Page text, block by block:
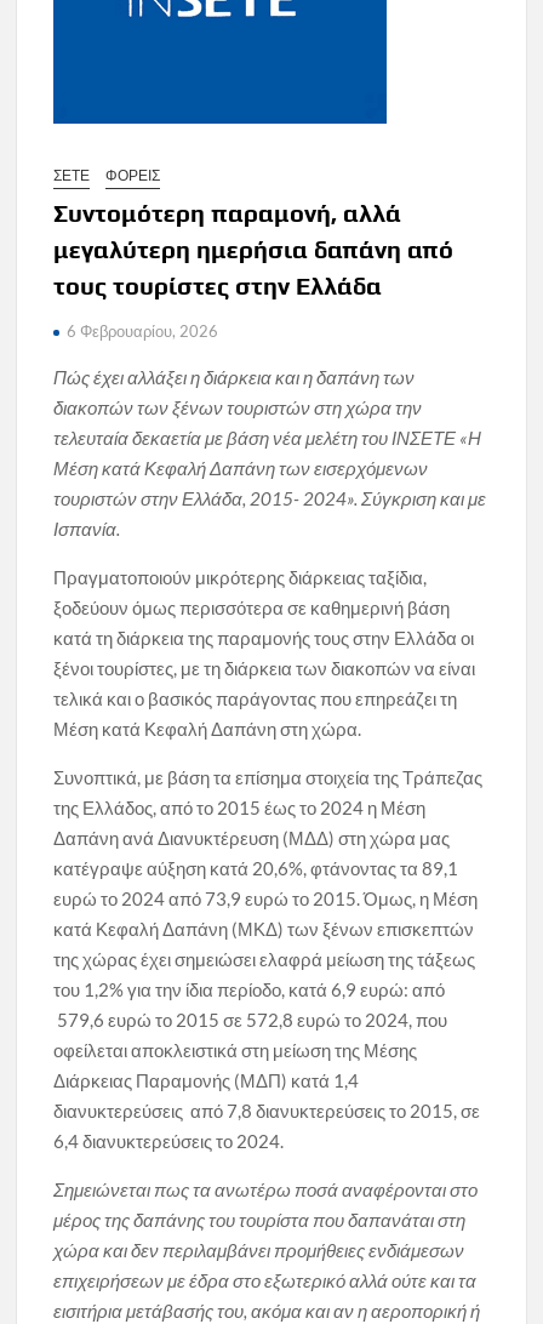
ΣΕΤΕ ΦΟΡΕΙΣ
Συντομότερη παραμονή, αλλά
μεγαλύτερη ημερήσια δαπάνη από
τους τουρίστες στην Ελλάδα
6 Φεβρουαρίου, 2026
Πώς έχει αλλάξει η διάρκεια και η δαπάνη των
διακοπών των ξένων τουριστών στη χώρα την
τελευταία δεκαετία με βάση νέα μελέτη του ΙΝΣΕΤΕ «Η
Μέση κατά Κεφαλή Δαπάνη των εισερχόμενων
τουριστών στην Ελλάδα, 2015- 2024». Σύγκριση και με
Ισπανία.
Πραγματοποιούν μικρότερης διάρκειας ταξίδια,
ξοδεύουν όμως περισσότερα σε καθημερινή βάση
κατά τη διάρκεια της παραμονής τους στην Ελλάδα οι
ξένοι τουρίστες, με τη διάρκεια των διακοπών να είναι
τελικά και ο βασικός παράγοντας που επηρεάζει τη
Μέση κατά Κεφαλή Δαπάνη στη χώρα.
Συνοπτικά, με βάση τα επίσημα στοιχεία της Τράπεζας
της Ελλάδος, από το 2015 έως το 2024 η Μέση
Δαπάνη ανά Διανυκτέρευση (ΜΔΔ) στη χώρα μας
κατέγραψε αύξηση κατά 20,6%, φτάνοντας τα 89,1
ευρώ το 2024 από 73,9 ευρώ το 2015. Όμως, η Μέση
κατά Κεφαλή Δαπάνη (ΜΚΔ) των ξένων επισκεπτών
της χώρας έχει σημειώσει ελαφρά μείωση της τάξεως
του 1,2% για την ίδια περίοδο, κατά 6,9 ευρώ: από
579,6 ευρώ το 2015 σε 572,8 ευρώ το 2024, που
οφείλεται αποκλειστικά στη μείωση της Μέσης
Διάρκειας Παραμονής (ΜΔΠ) κατά 1,4
διανυκτερεύσεις από 7,8 διανυκτερεύσεις το 2015, σε
6,4 διανυκτερεύσεις το 2024.
Σημειώνεται πως τα ανωτέρω ποσά αναφέρονται στο
μέρος της δαπάνης του τουρίστα που δαπανάται στη
χώρα και δεν περιλαμβάνει προμήθειες ενδιάμεσων
επιχειρήσεων με έδρα στο εξωτερικό αλλά ούτε και τα
εισιτήρια μετάβασής του, ακόμα και αν η αεροπορική ή